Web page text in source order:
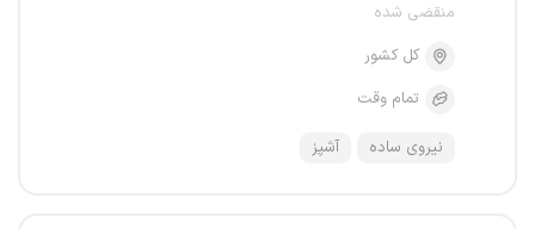
منقضی شده
کل کشور
تمام وقت
نیروی ساده آشپز